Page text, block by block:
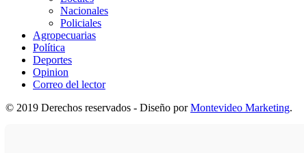
Nacionales
Policiales
Agropecuarias
Política
Deportes
Opinion
Correo del lector
© 2019 Derechos reservados - Diseño porMontevideo Marketing.